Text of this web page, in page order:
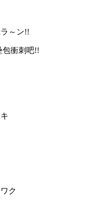
～ン!!
包衝刺吧!!
ク